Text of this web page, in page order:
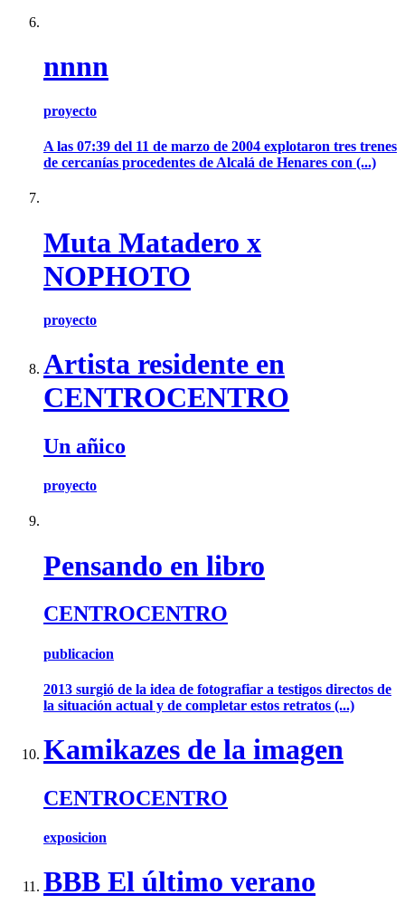
nnnn
proyecto
A las 07:39 del 11 de marzo de 2004 explotaron tres trenes
de cercanías procedentes de Alcalá de Henares con (...)
Muta Matadero x
NOPHOTO
proyecto
Artista residente en
CENTROCENTRO
Un añico
proyecto
Pensando en libro
CENTROCENTRO
publicacion
2013 surgió de la idea de fotografiar a testigos directos de
la situación actual y de completar estos retratos (...)
Kamikazes de la imagen
CENTROCENTRO
exposicion
BBB El último verano